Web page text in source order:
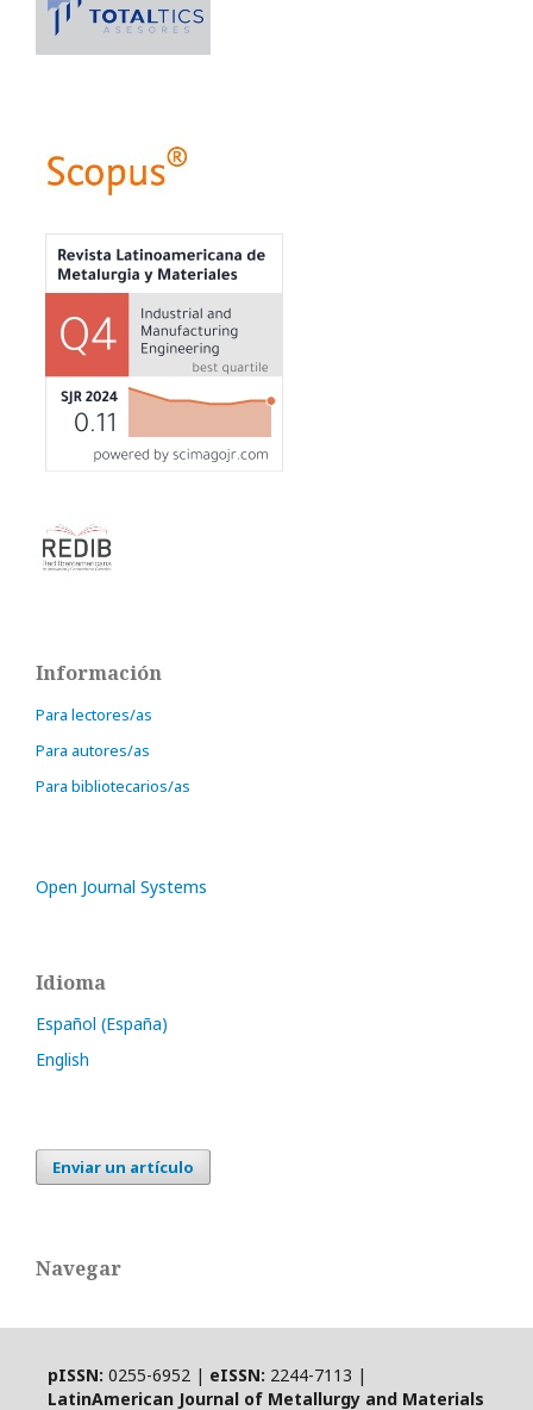
Información
Para lectores/as
Para autores/as
Para bibliotecarios/as
Open Journal Systems
Idioma
Español (España)
English
Enviar un artículo
Navegar
pISSN: 0255-6952 | eISSN: 2244-7113 |
LatinAmerican Journal of Metallurgy and Materials